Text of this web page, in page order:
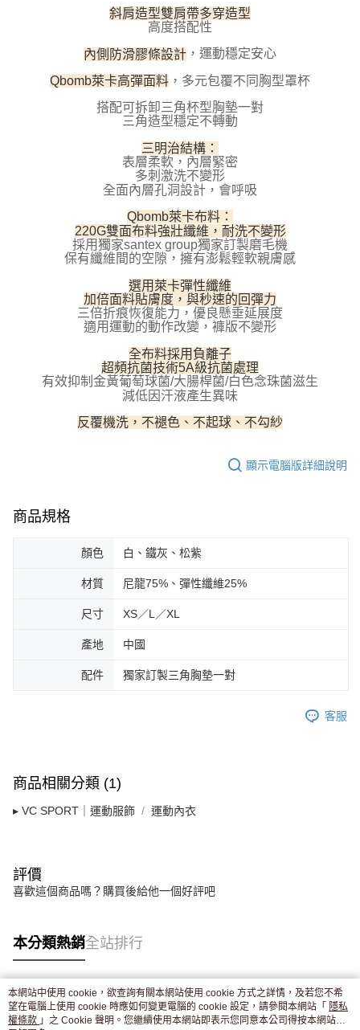
３．收到繳費通知簡訊後14天內，點擊此簡訊中的連結，可透過四大超商／
ATM／網路銀行／等多元方式進行付款，方視為交易完成。
※ 請注意：結帳手續完成當下不需立刻繳費，但若您需要取消訂單，請聯絡
購買商品的店家。未經商家同意取消之訂單仍視為有效，需透過AFTEE先享
後付繳納相關費用。
※ 交易是否成功請以「AFTEE先享後付 」之結帳頁面顯示為準，若有關於
是否繳費成功／繳費後需取消欲退款等相關疑問，請聯繫「AFTEE先享後付
https://netprotections.freshdesk.com/support/home
１．透過由恩沛科技股份有限公司提供之「AFTEE先享後付」服務完成之交
易，需依本服務之必要範圍內提供個人資料，並將交易相關給付款項請求債
權轉讓予恩沛科技股份有限公司。
https://aftee.tw/terms/#terms3
３．未成年的使用者請事先徵得法定代理人或監護人之同意方可使用
「AFTEE先享後付」，若未經同意申辦者引起之損失，本公司不負相關責
時審查核予不同之上限額度；若仍有額度不足之情形，本公司將視審查結果
請求用戶進行身份認證。
５．嚴禁一人註冊多個帳號或使用他人資訊註冊。若發現惡意使用之情形，
恩沛科技股份有限公司將有權停止該用戶之使用額度並採取法律行動。
每筆NT$100，滿NT$800(含以上)免運費
每筆NT$100，滿NT$800(含以上)免運費
付款後7-11取貨
每筆NT$100，滿NT$800(含以上)免運費
每筆NT$100，滿NT$800(含以上)免運費
斜肩造型雙肩帶多穿造型
高度搭配性
內側防滑膠條設計 ，運動穩定安心
Qbomb萊卡高彈面料 ，多元包覆不同胸型罩杯
搭配可拆卸三角杯型胸墊一對
三角造型穩定不轉動
三明治結構：
表層柔軟，內層緊密
多刺激洗不變形
全面內層孔洞設計，會呼吸
Qbomb萊卡布料：
220G雙面布料強壯纖維，耐洗不變形
採用獨家santex group獨家訂製磨毛機
保有纖維間的空隙，擁有澎鬆輕軟親膚感
選用萊卡彈性纖維
加倍面料貼膚度，與秒速的回彈力
三倍折痕恢復能力，優良懸垂延展度
適用運動的動作改變，褲版不變形
全布料採用負離子
超頻抗菌技術5A級抗菌處理
有效抑制金黃葡萄球菌/大腸桿菌/白色念珠菌滋生
減低因汗液產生異味
反覆機洗，不褪色、不起球、不勾紗
顯示電腦版詳細說明
商品規格
顏色 白、鐵灰、松紫
材質 尼龍75%、彈性纖維25%
尺寸 XS／L／XL
產地 中國
配件 獨家訂製三角胸墊一對
客服
商品相關分類 (1)
▸ VC SPORT｜運動服飾 運動內衣
評價
喜歡這個商品嗎？購買後給他一個好評吧
本分類熱銷全站排行
熱門標籤
本網站中使用 cookie，欲查詢有關本網站使用 cookie 方式之詳情，及若您不希
望在電腦上使用 cookie 時應如何變更電腦的 cookie 設定，請參閱本網站「 隱私
權條款 」之 Cookie 聲明。您繼續使用本網站即表示您同意本公司得按本網站使